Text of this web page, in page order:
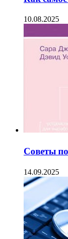
10.08.2025
Советы
14.09.2025